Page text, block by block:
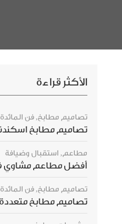
الأكثر قراءة
تصاميم مطابخ, فن المائدة
مطاعم, استقبال وضيافة
تصاميم مطابخ, فن المائدة